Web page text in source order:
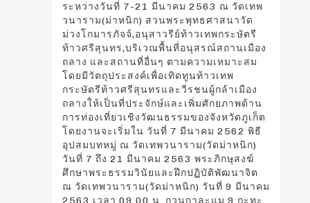
ระหว่างวันที่ 7-21 มีนาคม 2563 ณ วัดเทพ
วนาราม(ม่าหนิก) สวนพระพุทธศาสนาวัด
ม่วงโกมารภัจจ์,อนุสาวรีย์ท้าวเทพกระษัตรี
ท้าวศรีสุนทร,บริเวณพื้นที่อนุสรณ์สถานเมือง
ถลาง และสถานที่อื่นๆ ตามความเหมาะสม
โดยมีวัตถุประสงค์เพื่อเทิดทูนท้าวเทพ
กระษัตรีท้าวศรีสุนทรและวีรชนผู้กล้าเมือง
ถลางให้เป็นที่ประจักษ์และเพิ่มศักยภาพด้าน
การท่องเที่ยวเชิงวัฒนธรรมของจังหวัดภูเก็ต
โดยงานจะเริ่มใน วันที่ 7 มีนาคม 2562 พิธี
อุปสมบทหมู่ ณ วัดเทพวนาราม(วัดม่าหนิก)
วันที่ 7 ถึง 21 มีนาคม 2563 พระภิกษุสงฆ์
ศึกษาพระธรรมวินัยและฝึกปฏิบัติพัฒนาจิต
ณ วัดเทพวนาราม(วัดม่าหนิก) วันที่ 9 มีนาคม